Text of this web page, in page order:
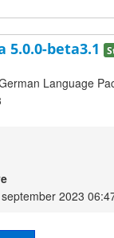
5.0.0-beta3.1
Language
2023